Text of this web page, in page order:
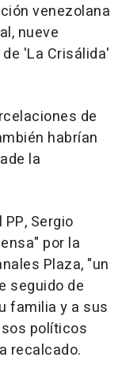
venezolana
nueve
'La Crisálida'
de
habrían
la
Sergio
por la
Plaza, "un
seguido de
familia y a sus
políticos
recalcado.